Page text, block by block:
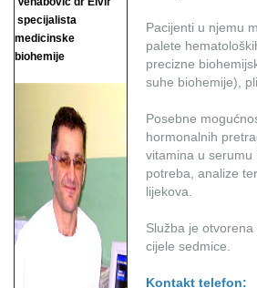
specijalista
medicinske
biohemije
Pacijenti u njemu
palete
precizne
suhe biohemije),
Posebne
hormonalnih
vitamina u serumu
potreba, analize
lijekova.
Služba je
cijele sedmice.
Kontakt telefon: